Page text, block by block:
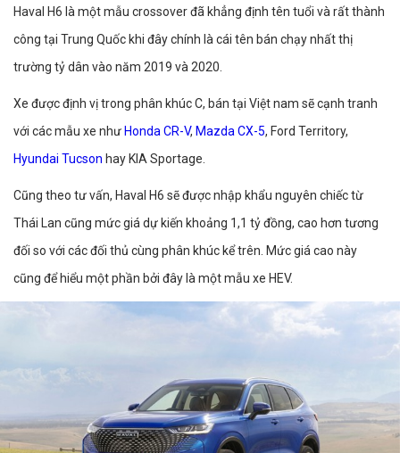
Haval H6 là một mẫu crossover đã khẳng định tên tuổi và rất thành
công tại Trung Quốc khi đây chính là cái tên bán chạy nhất thị
trường tỷ dân vào năm 2019 và 2020.
Xe được định vị trong phân khúc C, bán tại Việt nam sẽ cạnh tranh
với các mẫu xe như Honda CR-V, Mazda CX-5, Ford Territory,
Hyundai Tucson hay KIA Sportage.
Cũng theo tư vấn, Haval H6 sẽ được nhập khẩu nguyên chiếc từ
Thái Lan cũng mức giá dự kiến khoảng 1,1 tỷ đồng, cao hơn tương
đối so với các đối thủ cùng phân khúc kể trên. Mức giá cao này
cũng để hiểu một phần bởi đây là một mẫu xe HEV.